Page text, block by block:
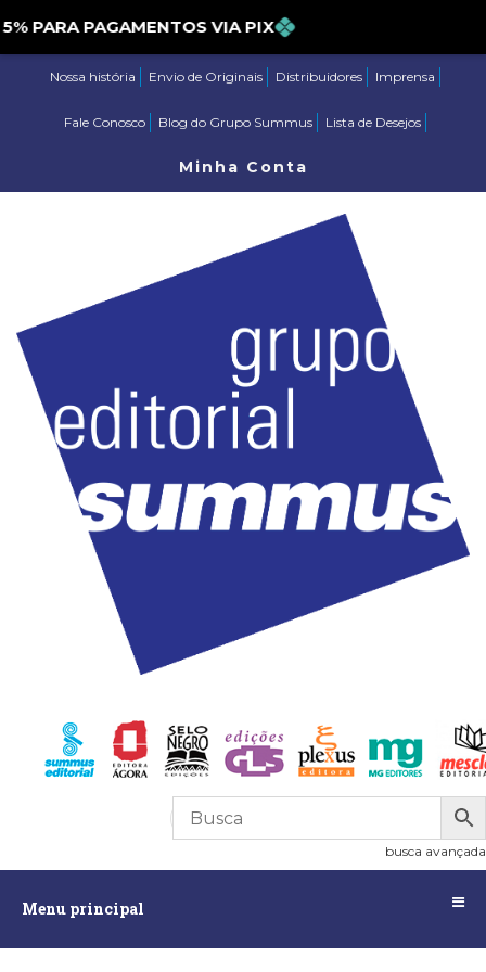
DE 5% PARA PAGAMENTOS VIA PIX
Nossa história Envio de Originais Distribuidores Imprensa
Fale Conosco Blog do Grupo Summus Lista de Desejos
Minha Conta
R$0,00
busca avançada
Menu principal
principalAssuntos